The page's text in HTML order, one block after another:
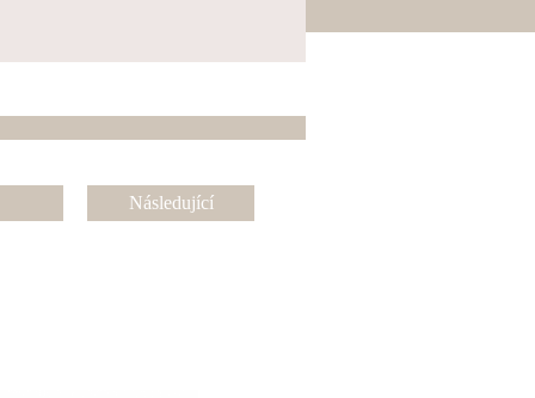
Následující